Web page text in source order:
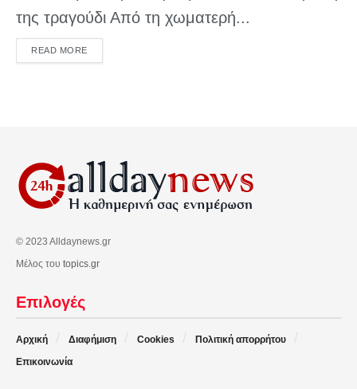
της τραγούδι Από τη χωματερή...
READ MOREDETAILS
© 2023 Alldaynews.gr
Μέλος του topics.gr
Επιλογές
Αρχική Διαφήμιση Cookies
Πολιτική απορρήτου
Επικοινωνία